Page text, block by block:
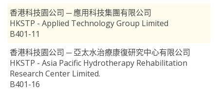
香港科技園公司 ─ 應用科技集團有限公司
HKSTP - Applied Technology Group Limited
B401-11
香港科技園公司 ─ 亞太水治療康復研究中心有限公司
HKSTP - Asia Pacific Hydrotherapy Rehabilitation
Research Center Limited.
B401-16